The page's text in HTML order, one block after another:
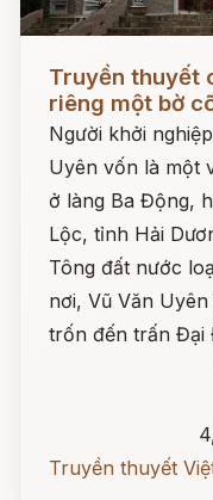
Đọc ngay
Truyền thuyết
riêng một bờ
Người khởi
Uyên vốn là một
ở làng Ba Động,
Lộc, tỉnh Hải
Tông đất nước
nơi, Vũ Văn
trốn đến trấn Đại
Truyền thuyết